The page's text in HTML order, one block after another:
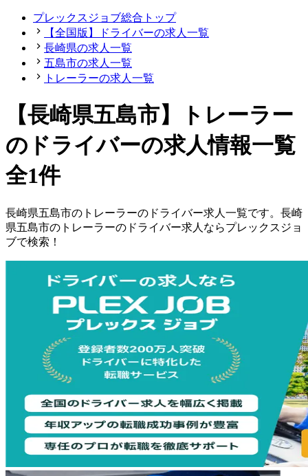
プレックスジョブ総合トップ
【全国版】ドライバーの求人一覧
長崎県の求人一覧
五島市の求人一覧
トレーラーの求人一覧
【長崎県五島市】トレーラー
のドライバーの求人情報一覧
全1件
長崎県五島市の トレーラーの ドライバー求人一覧です。 長崎
県五島市の トレーラーの ドライバー求人ならプレックスジョ
ブで検索！